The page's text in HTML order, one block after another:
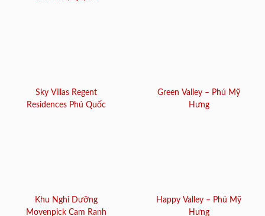
Sky Villas Regent
Residences Phú Quốc
Green Valley – Phú Mỹ
Hưng
Khu Nghỉ Dưỡng
Movenpick Cam Ranh
Happy Valley – Phú Mỹ
Hưng